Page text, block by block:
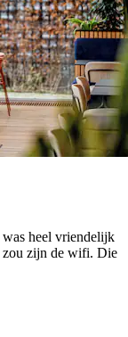
was heel vriendelijk
zou zijn de wifi. Die